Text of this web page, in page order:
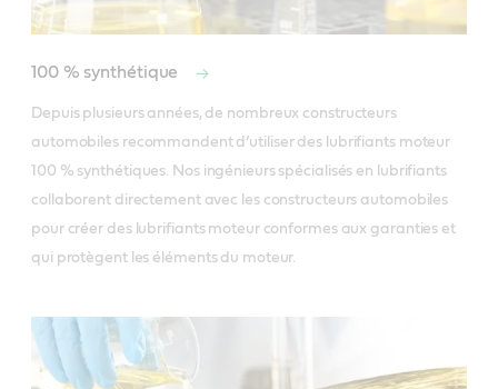
100 % synthétique
Depuis plusieurs années, de nombreux constructeurs
automobiles recommandent d’utiliser des lubrifiants moteur
100 % synthétiques. Nos ingénieurs spécialisés en lubrifiants
collaborent directement avec les constructeurs automobiles
pour créer des lubrifiants moteur conformes aux garanties et
qui protègent les éléments du moteur.